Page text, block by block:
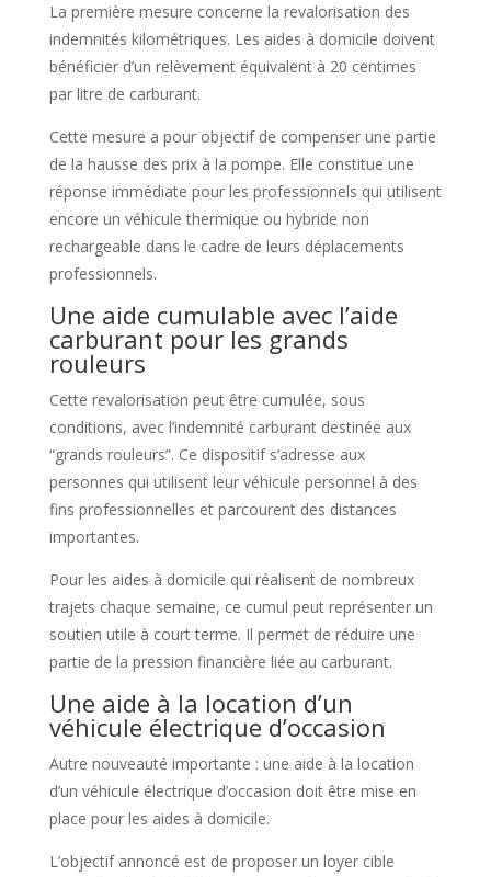
La première mesure concerne la revalorisation des
indemnités kilométriques. Les aides à domicile doivent
bénéficier d’un relèvement équivalent à 20 centimes
par litre de carburant.
Cette mesure a pour objectif de compenser une partie
de la hausse des prix à la pompe. Elle constitue une
réponse immédiate pour les professionnels qui utilisent
encore un véhicule thermique ou hybride non
rechargeable dans le cadre de leurs déplacements
professionnels.
Une aide cumulable avec l’aide
carburant pour les grands
rouleurs
Cette revalorisation peut être cumulée, sous
conditions, avec l’indemnité carburant destinée aux
“grands rouleurs”. Ce dispositif s’adresse aux
personnes qui utilisent leur véhicule personnel à des
fins professionnelles et parcourent des distances
importantes.
Pour les aides à domicile qui réalisent de nombreux
trajets chaque semaine, ce cumul peut représenter un
soutien utile à court terme. Il permet de réduire une
partie de la pression financière liée au carburant.
Une aide à la location d’un
véhicule électrique d’occasion
Autre nouveauté importante : une aide à la location
d’un véhicule électrique d’occasion doit être mise en
place pour les aides à domicile.
L’objectif annoncé est de proposer un loyer cible